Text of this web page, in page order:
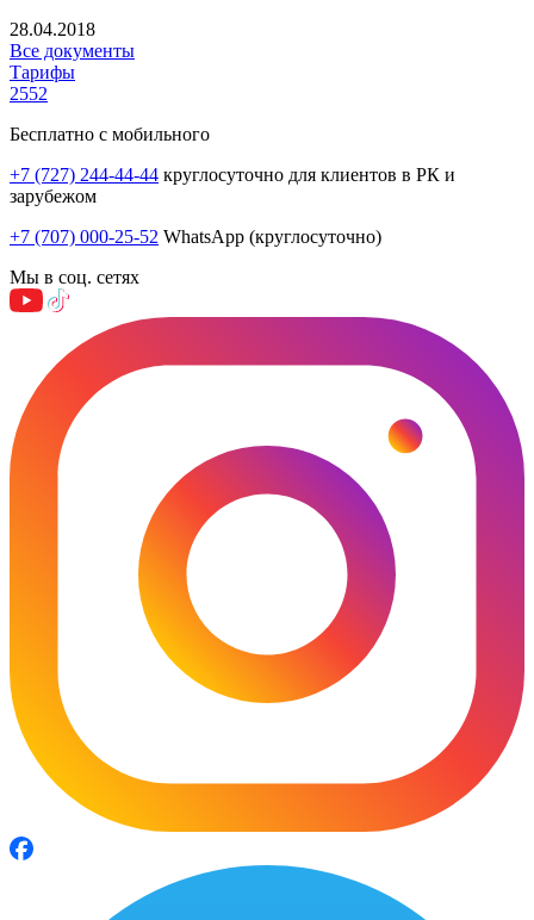
28.04.2018
Все документы
Тарифы
2552
Бесплатно с мобильного
+7 (727) 244-44-44 круглосуточно для клиентов в РК и
зарубежом
+7 (707) 000-25-52 WhatsApp (круглосуточно)
Мы в соц. сетях